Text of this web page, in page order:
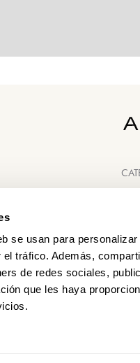
se usan para
tráfico. Además,
de redes sociales,
que les haya